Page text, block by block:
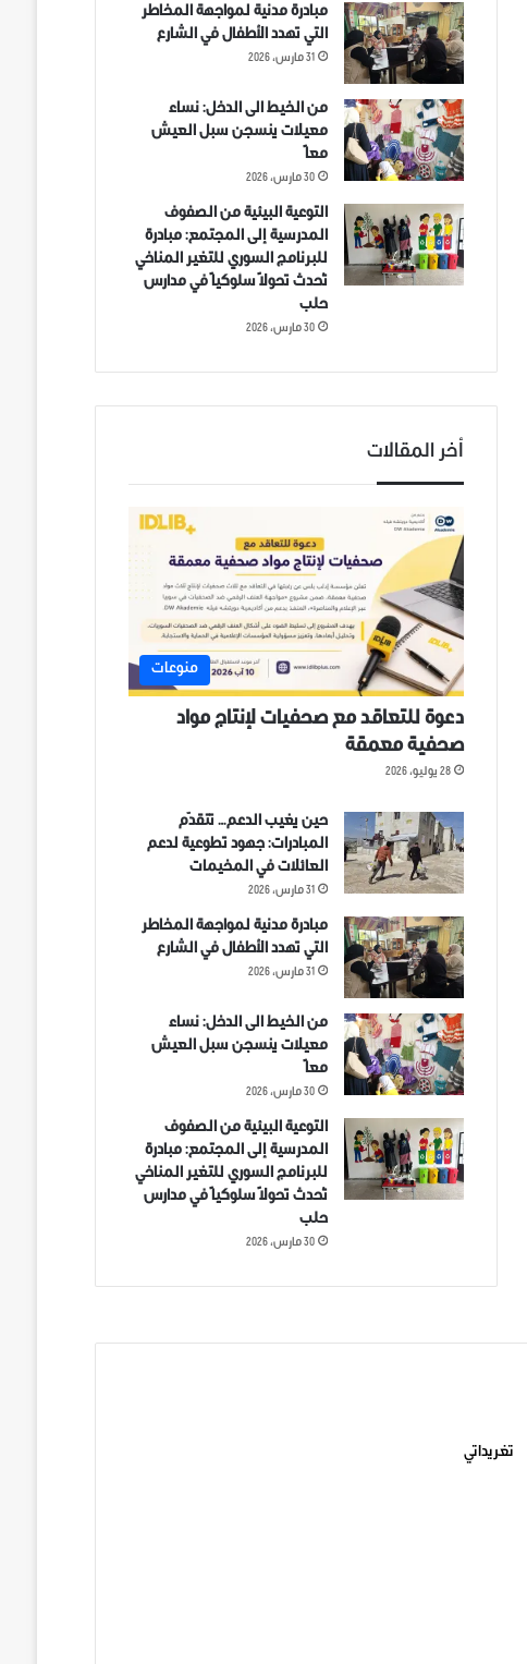
مبادرة مدنية لمواجهة المخاطر
التي تهدد الأطفال في الشارع
31 مارس، 2026
من الخيط الى الدخل: نساء
معيلات ينسجن سبل العيش
معاً
30 مارس، 2026
التوعية البيئية من الصفوف
المدرسية إلى المجتمع: مبادرة
للبرنامج السوري للتغير المناخي
تُحدث تحولاً سلوكياً في مدارس
حلب
30 مارس، 2026
أخر المقالات
منوعات
دعوة للتعاقد مع صحفيات لإنتاج مواد
صحفية معمقة
28 يوليو، 2026
حين يغيب الدعم… تتقدّم
المبادرات: جهود تطوعية لدعم
العائلات في المخيمات
31 مارس، 2026
مبادرة مدنية لمواجهة المخاطر
التي تهدد الأطفال في الشارع
31 مارس، 2026
من الخيط الى الدخل: نساء
معيلات ينسجن سبل العيش
معاً
30 مارس، 2026
التوعية البيئية من الصفوف
المدرسية إلى المجتمع: مبادرة
للبرنامج السوري للتغير المناخي
تُحدث تحولاً سلوكياً في مدارس
حلب
30 مارس، 2026
تغريداتي